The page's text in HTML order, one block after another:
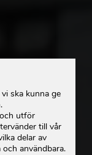
ska kunna ge
utför
till vår
delar av
användbara.